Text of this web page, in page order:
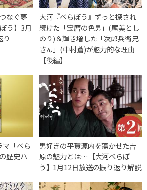
なぐ夢
う】3月
り
大河『べらぼう』ずっと探され
続けた「宝暦の色男」(尾美とし
のり)＆輝き増した「次郎兵衞兄
さん」(中村蒼)が魅力的な理由
【後編】
「べら
歴史ハ
男好きの平賀源内を蕩かせた吉
原の魅力とは…【大河べらぼ
う】1月12日放送の振り返り解説